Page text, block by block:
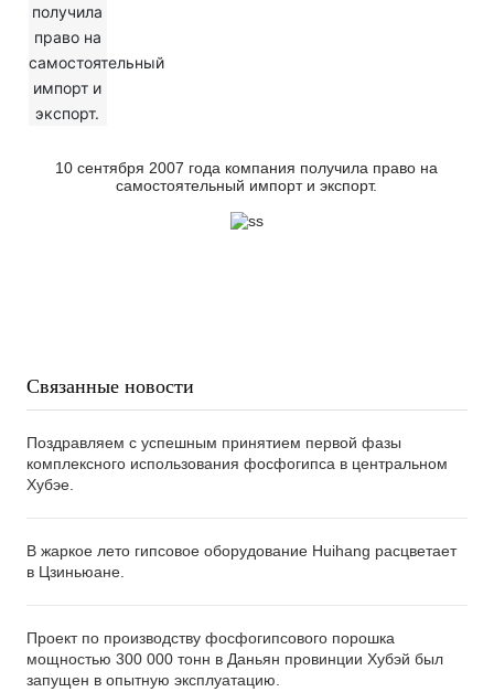
10 сентября 2007 года компания получила право на
самостоятельный импорт и экспорт.
Связанные новости
Поздравляем с успешным принятием первой фазы
комплексного использования фосфогипса в центральном
Хубэе.
В жаркое лето гипсовое оборудование Huihang расцветает
в Цзиньюане.
Проект по производству фосфогипсового порошка
мощностью 300 000 тонн в Даньян провинции Хубэй был
запущен в опытную эксплуатацию.